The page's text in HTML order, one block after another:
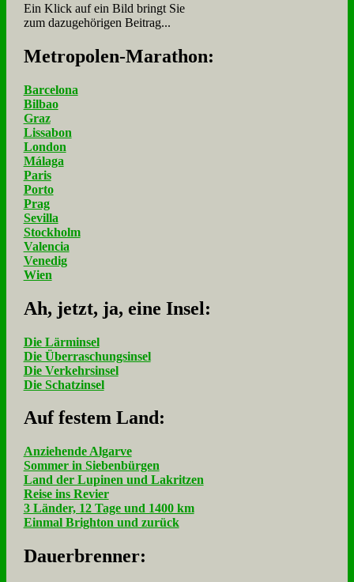
Ein Klick auf ein Bild bringt Sie
zum dazugehörigen Beitrag...
Me­tro­po­len-Ma­ra­thon:
Barcelona
Bilbao
Graz
Lissabon
London
Málaga
Paris
Porto
Prag
Sevilla
Stockholm
Valencia
Venedig
Wien
Ah, jetzt, ja, ei­ne In­sel:
Die Lärminsel
Die Überraschungsinsel
Die Verkehrsinsel
Die Schatzinsel
Auf fe­stem Land:
Anziehende Algarve
Sommer in Siebenbürgen
Land der Lupinen und Lakritzen
Reise ins Revier
3 Länder, 12 Tage und 1400 km
Einmal Brighton und zurück
Dau­er­bren­ner: